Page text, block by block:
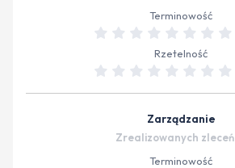
Terminowość
Rzetelność
Zarządzanie
Zrealizowanych zleceń
Terminowość